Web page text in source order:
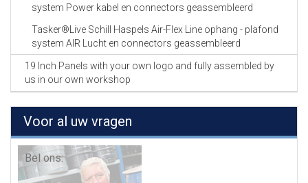
system Power kabel en connectors geassembleerd
Tasker®Live Schill Haspels Air-Flex Line ophang - plafond
system AIR Lucht en connectors geassembleerd
19 Inch Panels with your own logo and fully assembled by
us in our own workshop
Voor al uw vragen
Bel ons: